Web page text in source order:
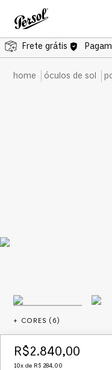
Frete grátis
óculos de sol
+ CORES ( 6)
R$2.840,00
10x de R$ 284,00